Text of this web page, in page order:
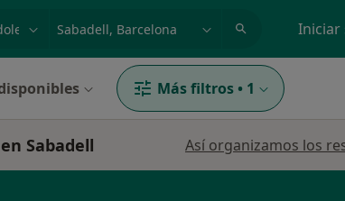
o nombre Iniciar
Más filtros • 1
Sabadell Así organizamos los